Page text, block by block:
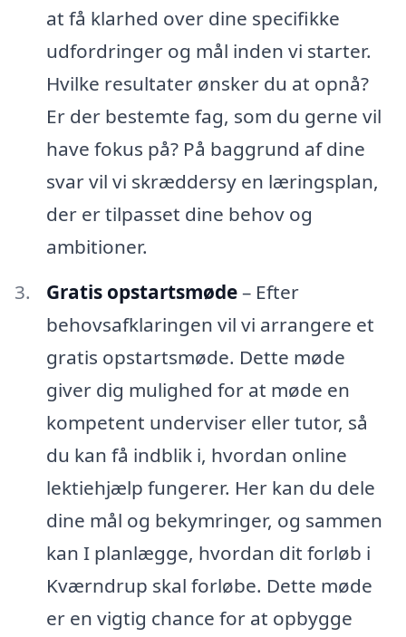
at få klarhed over dine specifikke
udfordringer og mål inden vi starter.
Hvilke resultater ønsker du at opnå?
Er der bestemte fag, som du gerne vil
have fokus på? På baggrund af dine
svar vil vi skræddersy en læringsplan,
der er tilpasset dine behov og
ambitioner.
Gratis opstartsmøde– Efter
behovsafklaringen vil vi arrangere et
gratis opstartsmøde. Dette møde
giver dig mulighed for at møde en
kompetent underviser eller tutor, så
du kan få indblik i, hvordan online
lektiehjælp fungerer. Her kan du dele
dine mål og bekymringer, og sammen
kan I planlægge, hvordan dit forløb i
Kværndrup skal forløbe. Dette møde
er en vigtig chance for at opbygge